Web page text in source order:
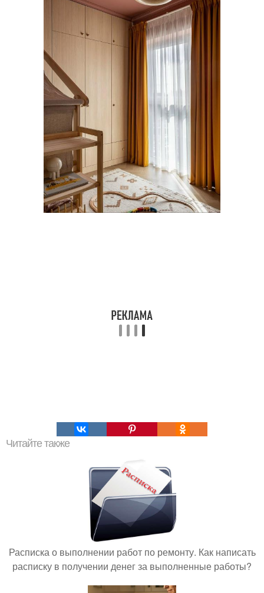
Читайте также
Расписка о выполнении работ по ремонту. Как написать
расписку в получении денег за выполненные работы?